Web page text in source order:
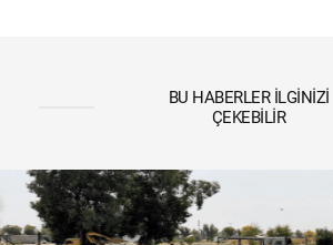
BU HABERLER İLGINIZI
ÇEKEBILIR